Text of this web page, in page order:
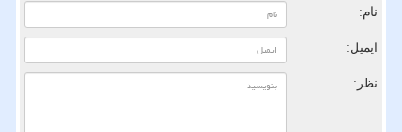
نام:
ایمیل:
نظر: